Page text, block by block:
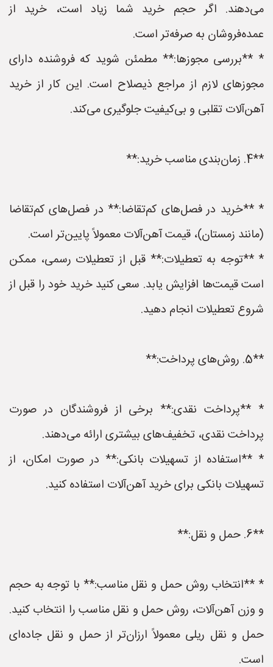
می‌دهند. اگر حجم خرید شما زیاد است، خرید از
عمده‌فروشان به صرفه‌تر است.
* **بررسی مجوزها:** مطمئن شوید که فروشنده دارای
مجوزهای لازم از مراجع ذیصلاح است. این کار از خرید
آهن‌آلات تقلبی و بی‌کیفیت جلوگیری می‌کند.
**4. زمان‌بندی مناسب خرید:**
* **خرید در فصل‌های کم‌تقاضا:** در فصل‌های کم‌تقاضا
(مانند زمستان)، قیمت آهن‌آلات معمولاً پایین‌تر است.
* **توجه به تعطیلات:** قبل از تعطیلات رسمی، ممکن
است قیمت‌ها افزایش یابد. سعی کنید خرید خود را قبل از
شروع تعطیلات انجام دهید.
**5. روش‌های پرداخت:**
* **پرداخت نقدی:** برخی از فروشندگان در صورت
پرداخت نقدی، تخفیف‌های بیشتری ارائه می‌دهند.
* **استفاده از تسهیلات بانکی:** در صورت امکان، از
تسهیلات بانکی برای خرید آهن‌آلات استفاده کنید.
**6. حمل و نقل:**
* **انتخاب روش حمل و نقل مناسب:** با توجه به حجم
و وزن آهن‌آلات، روش حمل و نقل مناسب را انتخاب کنید.
حمل و نقل ریلی معمولاً ارزان‌تر از حمل و نقل جاده‌ای
است.